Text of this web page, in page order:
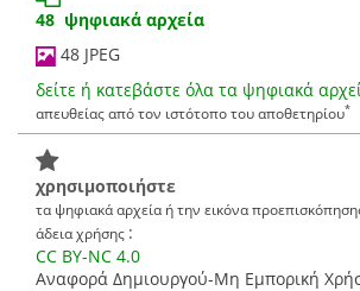
48 ψηφιακά αρχεία
48 JPEG
δείτε ή κατεβάστε όλα τα ψηφιακά
απευθείας από τον ιστότοπο του αποθετηρίου*
χρησιμοποιήστε
τα ψηφιακά αρχεία ή την εικόνα
άδεια χρήσης :
CC BY-NC 4.0
Αναφορά Δημιουργού-Μη Εμπορική